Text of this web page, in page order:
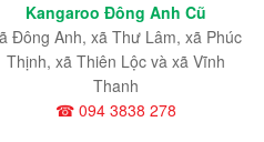
Kangaroo Đông Anh Cũ
Đông Anh, xã Thư Lâm, xã Phúc
Thịnh, xã Thiên Lộc và xã Vĩnh
Thanh
☎ 094 3838 278